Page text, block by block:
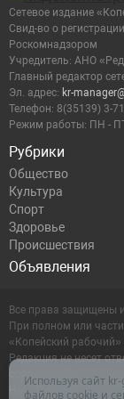
Рубрики
Общество
Культура
Спорт
Здоровье
Происшествия
Объявления
Сетевое издание
Cвид-во о
Роскомнадзором
Учредитель: АНО
Главный редактор
Эл. адрес: kr-
Телефон: 8(35139) 3-
Режим работы: ПН -
Все права защищены
При полном или
«Копейский рабочий»
Редакция не несет
содержащейся в
Настоящий ресурс
Используя сайт
файлов cookie и